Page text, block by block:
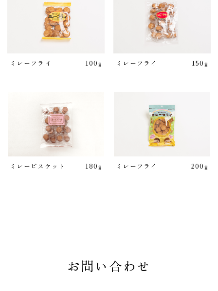
ミレーフライ 100g ミレーフライ 150g
ミレービスケット 180g ミレーフライ 200g
お問い合わせ